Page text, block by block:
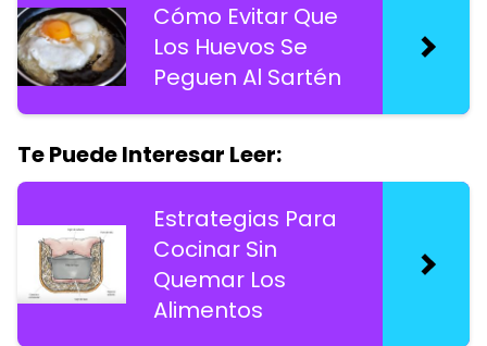
Cómo Evitar Que
Los Huevos Se
Peguen Al Sartén
Te Puede Interesar Leer:
Estrategias Para
Cocinar Sin
Quemar Los
Alimentos